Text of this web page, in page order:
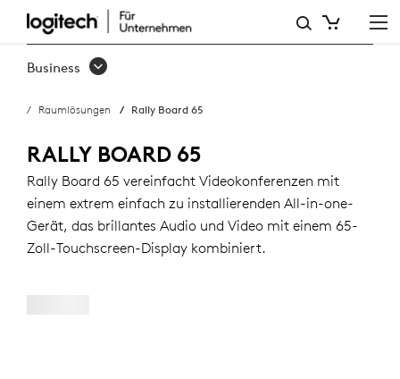
RALLY
BOARD
ALL-
IN-
ONE-
VIDEOKONFERENZGERÄT
Business
Raumlösungen Rally Board 65
RALLY BOARD 65
Rally Board 65 vereinfacht Videokonferenzen mit
einem extrem einfach zu installierenden All-in-one-
Gerät, das brillantes Audio und Video mit einem 65-
Zoll-Touchscreen-Display kombiniert.